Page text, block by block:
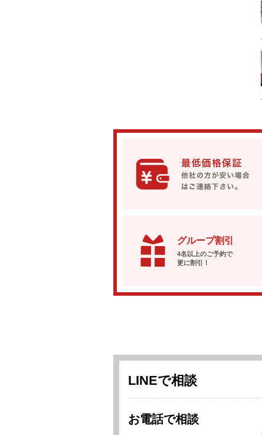
グループ割引
4名以上のご予約で
更に割引！
LINEで相談
お電話で相談